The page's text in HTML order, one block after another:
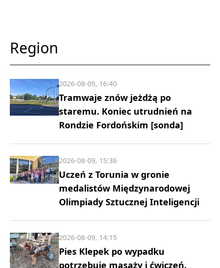
Region
Tramwaje znów jeżdżą po
staremu. Koniec utrudnień na
Rondzie Fordońskim [sonda]
2026-08-09, 16:40
Uczeń z Torunia w gronie
medalistów Międzynarodowej
Olimpiady Sztucznej Inteligencji
2026-08-09, 15:36
Pies Klepek po wypadku
potrzebuje masaży i ćwiczeń.
2026-08-09, 14:15